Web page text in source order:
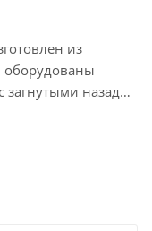
из
оборудованы
назад
методом
с рабочим